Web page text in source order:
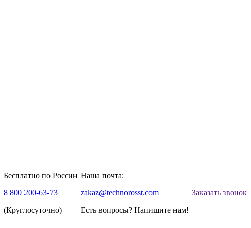
Бесплатно по России
8 800 200-63-73
(Круглосуточно)
Наша почта:
zakaz@technorosst.com
Есть вопросы? Напишите нам!
Заказать звонок